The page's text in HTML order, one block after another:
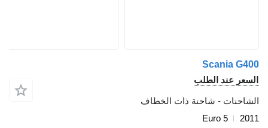
الطلب
- شاحنة ذات الخطاف
Euro 5